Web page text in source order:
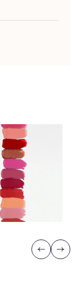
Previous
Next